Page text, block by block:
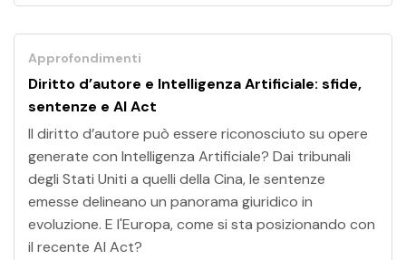
Approfondimenti
Diritto d’autore e Intelligenza Artificiale: sfide,
sentenze e AI Act
Il diritto d’autore può essere riconosciuto su opere
generate con Intelligenza Artificiale? Dai tribunali
degli Stati Uniti a quelli della Cina, le sentenze
emesse delineano un panorama giuridico in
evoluzione. E l'Europa, come si sta posizionando con
il recente AI Act?